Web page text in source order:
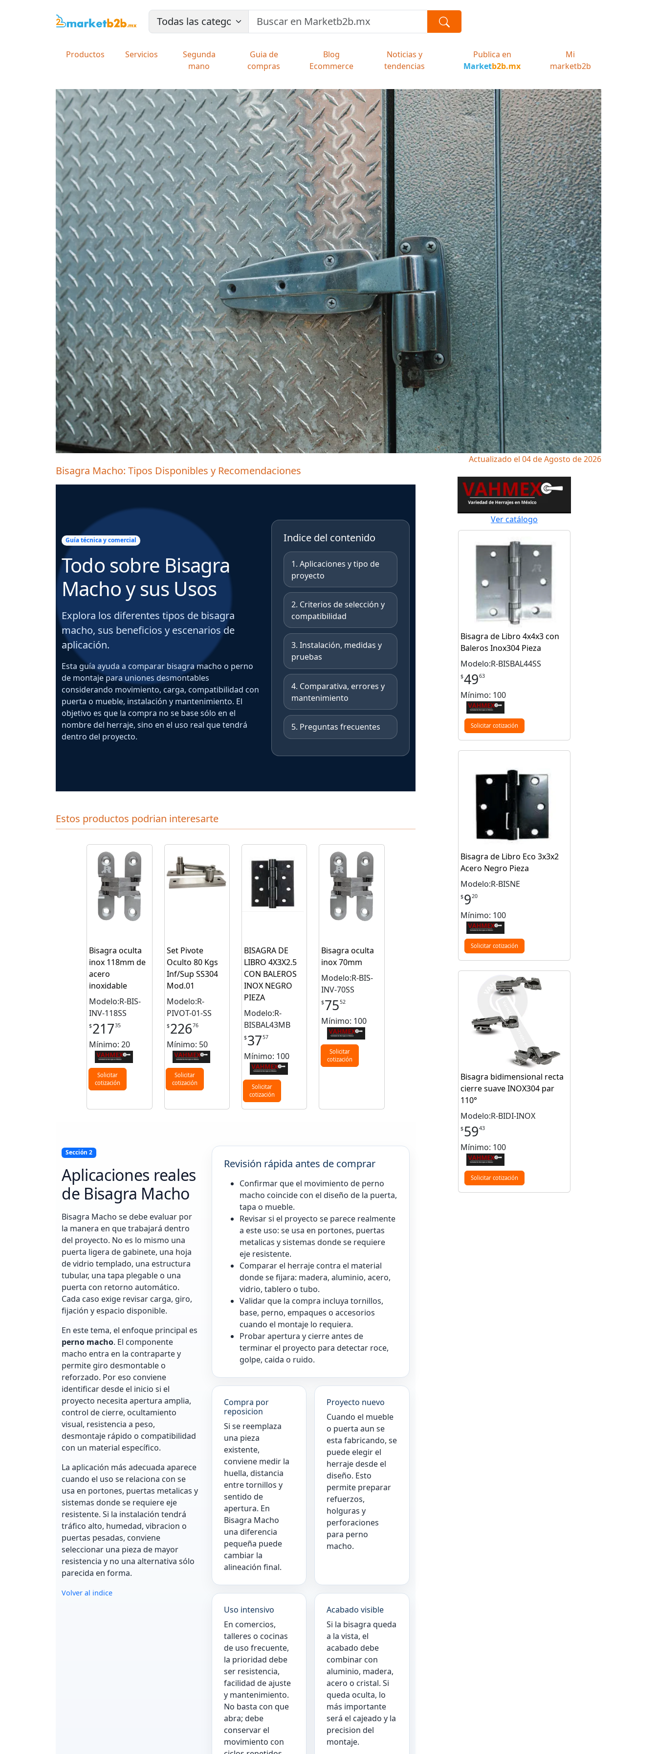
Productos Servicios
Segunda
mano
Guia de
compras
Blog
Ecommerce
Noticias y
tendencias
Publica en
Marketb2b.mx
Mi
marketb2b
Actualizado el 04 de Agosto de 2026
Bisagra Macho: Tipos Disponibles y Recomendaciones
Guía técnica y comercial
Todo sobre Bisagra
Macho y sus Usos
Explora los diferentes tipos de bisagra
macho, sus beneficios y escenarios de
aplicación.
Esta guía ayuda a comparar bisagra macho o perno
de montaje para uniones desmontables
considerando movimiento, carga, compatibilidad con
puerta o mueble, instalación y mantenimiento. El
objetivo es que la compra no se base sólo en el
nombre del herraje, sino en el uso real que tendrá
dentro del proyecto.
Indice del contenido
1. Aplicaciones y tipo de
proyecto
2. Criterios de selección y
compatibilidad
3. Instalación, medidas y
pruebas
4. Comparativa, errores y
mantenimiento
5. Preguntas frecuentes
Estos productos podrian interesarte
Bisagra oculta
inox 118mm de
acero
inoxidable
Modelo:R-BIS-
INV-118SS
$21735
Mínimo: 20
Solicitar
cotización
Set Pivote
Oculto 80 Kgs
Inf/Sup SS304
Mod.01
Modelo:R-
PIVOT-01-SS
$22676
Mínimo: 50
Solicitar
cotización
BISAGRA DE
LIBRO 4X3X2.5
CON BALEROS
INOX NEGRO
PIEZA
Modelo:R-
BISBAL43MB
$3757
Mínimo: 100
Solicitar
cotización
Bisagra oculta
inox 70mm
Modelo:R-BIS-
INV-70SS
$7552
Mínimo: 100
Solicitar
cotización
Sección 2
Aplicaciones reales
de Bisagra Macho
Bisagra Macho se debe evaluar por
la manera en que trabajará dentro
del proyecto. No es lo mismo una
puerta ligera de gabinete, una hoja
de vidrio templado, una estructura
tubular, una tapa plegable o una
puerta con retorno automático.
Cada caso exige revisar carga, giro,
fijación y espacio disponible.
En este tema, el enfoque principal es
perno macho. El componente
macho entra en la contraparte y
permite giro desmontable o
reforzado. Por eso conviene
identificar desde el inicio si el
proyecto necesita apertura amplia,
control de cierre, ocultamiento
visual, resistencia a peso,
desmontaje rápido o compatibilidad
con un material específico.
La aplicación más adecuada aparece
cuando el uso se relaciona con se
usa en portones, puertas metalicas y
sistemas donde se requiere eje
resistente. Si la instalación tendrá
tráfico alto, humedad, vibracion o
puertas pesadas, conviene
seleccionar una pieza de mayor
resistencia y no una alternativa sólo
parecida en forma.
Volver al indice
Revisión rápida antes de comprar
Confirmar que el movimiento de perno
macho coincide con el diseño de la puerta,
tapa o mueble.
Revisar si el proyecto se parece realmente
a este uso: se usa en portones, puertas
metalicas y sistemas donde se requiere
eje resistente.
Comparar el herraje contra el material
donde se fijara: madera, aluminio, acero,
vidrio, tablero o tubo.
Validar que la compra incluya tornillos,
base, perno, empaques o accesorios
cuando el montaje lo requiera.
Probar apertura y cierre antes de
terminar el proyecto para detectar roce,
golpe, caida o ruido.
Compra por
reposicion
Si se reemplaza
una pieza
existente,
conviene medir la
huella, distancia
entre tornillos y
sentido de
apertura. En
Bisagra Macho
una diferencia
pequeña puede
cambiar la
alineación final.
Proyecto nuevo
Cuando el mueble
o puerta aun se
esta fabricando, se
puede elegir el
herraje desde el
diseño. Esto
permite preparar
refuerzos,
holguras y
perforaciones
para perno
macho.
Uso intensivo
En comercios,
talleres o cocinas
de uso frecuente,
la prioridad debe
ser resistencia,
facilidad de ajuste
y mantenimiento.
No basta con que
abra; debe
conservar el
movimiento con
Acabado visible
Si la bisagra queda
a la vista, el
acabado debe
combinar con
aluminio, madera,
acero o cristal. Si
queda oculta, lo
más importante
será el cajeado y la
precision del
montaje.
Ver catálogo
Bisagra de Libro 4x4x3 con
Baleros Inox304 Pieza
Modelo:R-BISBAL44SS
$4963
Mínimo: 100
Solicitar cotización
Bisagra de Libro Eco 3x3x2
Acero Negro Pieza
Modelo:R-BISNE
$9 20
Mínimo: 100
Solicitar cotización
Bisagra bidimensional recta
cierre suave INOX304 par
110°
Modelo:R-BIDI-INOX
$5943
Mínimo: 100
Solicitar cotización